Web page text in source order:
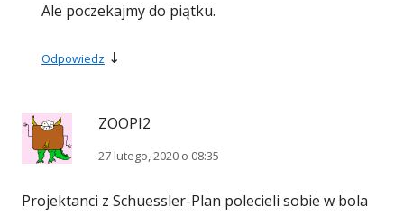
Ale poczekajmy do piątku.
Odpowiedz ↓
ZOOPI2
27 lutego, 2020 o 08:35
Projektanci z Schuessler-Plan polecieli sobie w bola